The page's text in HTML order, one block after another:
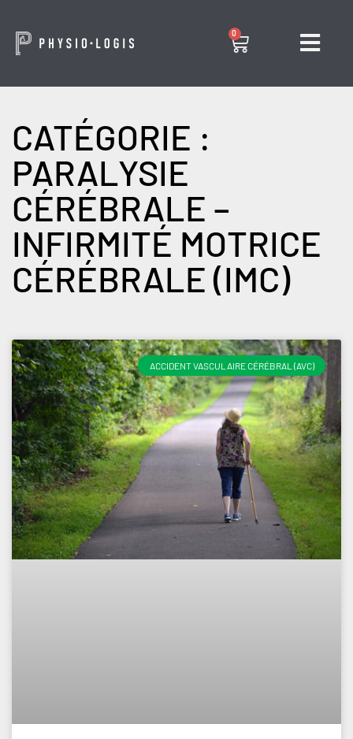
0
CATÉGORIE :
PARALYSIE
CÉRÉBRALE –
INFIRMITÉ MOTRICE
CÉRÉBRALE (IMC)
ACCIDENT VASCULAIRE CÉRÉBRAL (AVC)